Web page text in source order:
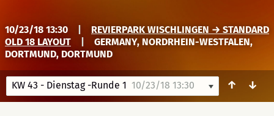
10/23/18 13:30
REVIERPARK WISCHLINGEN → STANDARD
OLD 18 LAYOUT
GERMANY, NORDRHEIN-WESTFALEN,
DORTMUND, DORTMUND
KW 43 - Dienstag -Runde 1 10/23/18 13:30 ↑ ↓